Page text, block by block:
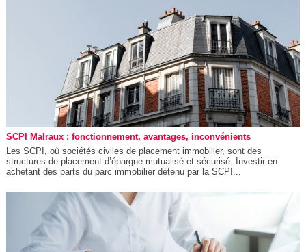
SCPI Malraux : fonctionnement, avantages, inconvénients
Les SCPI, où sociétés civiles de placement immobilier, sont des
structures de placement d’épargne mutualisé et sécurisé. Investir en
achetant des parts du parc immobilier détenu par la SCPI...